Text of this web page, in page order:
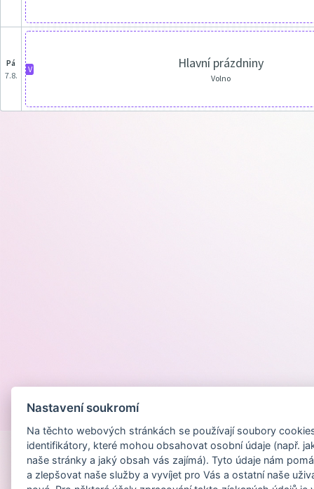
pá
7.8.
V Hlavní prázdniny
Volno
Nastavení soukromí
Na těchto webových stránkách se používají soubory
identifikátory, které mohou obsahovat osobní údaje (např.
naše stránky a jaký obsah vás zajímá). Tyto údaje nám
a zlepšovat naše služby a vyvíjet pro Vás a ostatní naše